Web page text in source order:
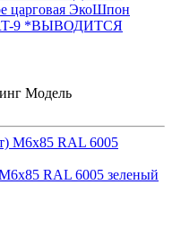
царговая ЭкоШпон
9 *ВЫВОДИТСЯ
Модель
RAL 6005 зеленый